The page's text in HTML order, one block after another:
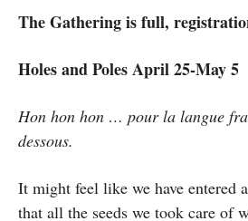
The Gathering is full,
Holes and Poles April 25-May 5
Hon hon hon … pour la langue
dessous.
It might feel like we have entered
that all the seeds we took care